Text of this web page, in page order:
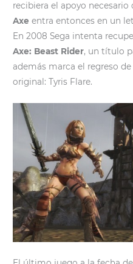
recibiera el apoyo
Axe entra entonces en un
En 2008 Sega intenta
Axe: Beast Rider, un título
además marca el regreso
original: Tyris Flare.